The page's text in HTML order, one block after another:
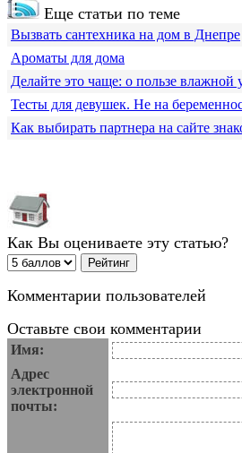
Еще статьи по теме
Вызвать сантехника на дом в Днепре
Ароматы для дома
Делайте это чаще: о пользе влажной
Тесты для девушек. Не на
Как выбирать партнера на сайте
Как Вы оцениваете эту статью?
Комментарии пользователей
Оставьте свои комментарии
Имя:
Адрес
электронной
почты: